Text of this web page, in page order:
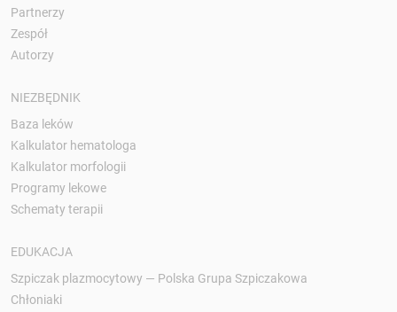
Partnerzy
Zespół
Autorzy
NIEZBĘDNIK
Baza leków
Kalkulator hematologa
Kalkulator morfologii
Programy lekowe
Schematy terapii
EDUKACJA
Szpiczak plazmocytowy — Polska Grupa Szpiczakowa
Chłoniaki